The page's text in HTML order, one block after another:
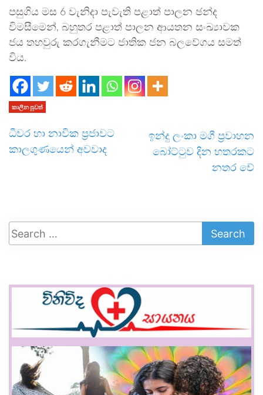
පසුගිය මස 6 වැනිදා පැවැති පළාත් පාලන ඡන්ද
විමසීමෙන්, බහුතර පළාත් පාලන ආයතන සංඛ්‍යාවක
ජය තහවුරු කරගැනීමට ජාතික ජන බලවේගය සමත්
විය.
කාලීන පුවත්
ධීවර හා නාවික ප්‍රජාවට
කාලගුණයෙන් අවවාද
ඉන්දු ලංකා මගී ප්‍රවාහන
බෝට්ටුව දින හතරකට
නතර වේ